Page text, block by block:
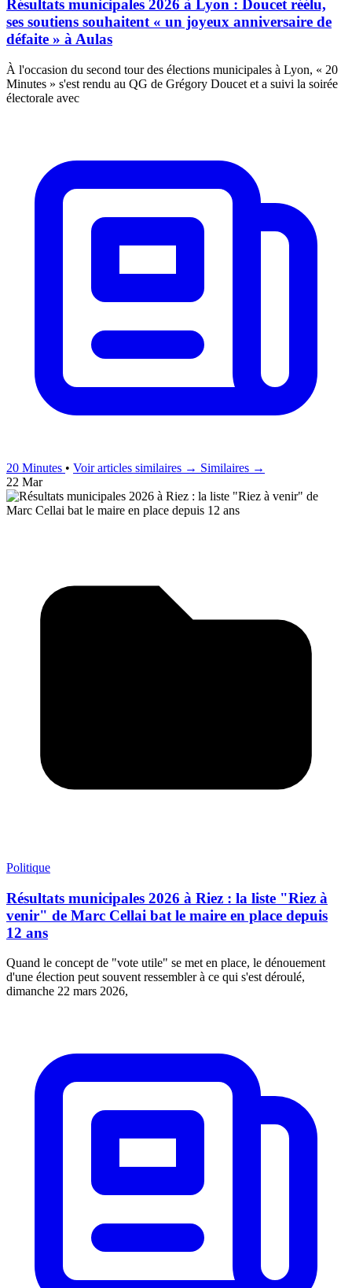
Résultats municipales 2026 à Lyon : Doucet réélu,
ses soutiens souhaitent « un joyeux anniversaire de
défaite » à Aulas
À l'occasion du second tour des élections municipales à Lyon, « 20
Minutes » s'est rendu au QG de Grégory Doucet et a suivi la soirée
électorale avec
20 Minutes • Voir articles similaires → Similaires →
22 Mar
Politique
Résultats municipales 2026 à Riez : la liste "Riez à
venir" de Marc Cellai bat le maire en place depuis
12 ans
Quand le concept de "vote utile" se met en place, le dénouement
d'une élection peut souvent ressembler à ce qui s'est déroulé,
dimanche 22 mars 2026,